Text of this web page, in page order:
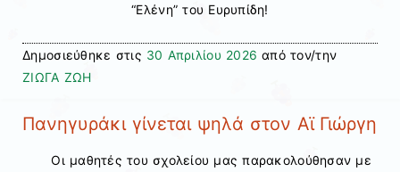
“Ελένη” του Ευρυπίδη!
Δημοσιεύθηκε στις 30 Απριλίου 2026 από τον/την
ΖΙΩΓΑ ΖΩΗ
Πανηγυράκι γίνεται ψηλά στον Αϊ Γιώργη
Οι μαθητές του σχολείου μας παρακολούθησαν με